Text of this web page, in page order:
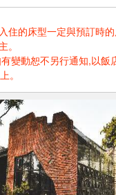
住的床型一定與預訂時
。
變動恕不另行通知,以飯
。